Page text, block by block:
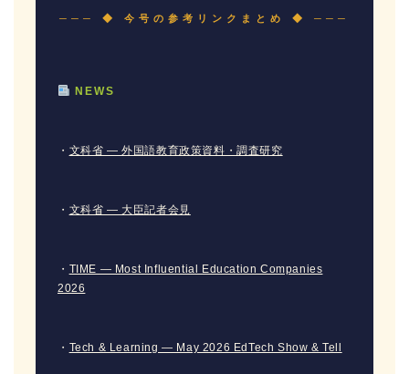
─── ◆ 今号の参考リンクまとめ ◆ ───
NEWS
・ 文科省 — 外国語教育政策資料・調査研究
・ 文科省 — 大臣記者会見
・ TIME — Most Influential Education Companies
2026
・ Tech & Learning — May 2026 EdTech Show & Tell